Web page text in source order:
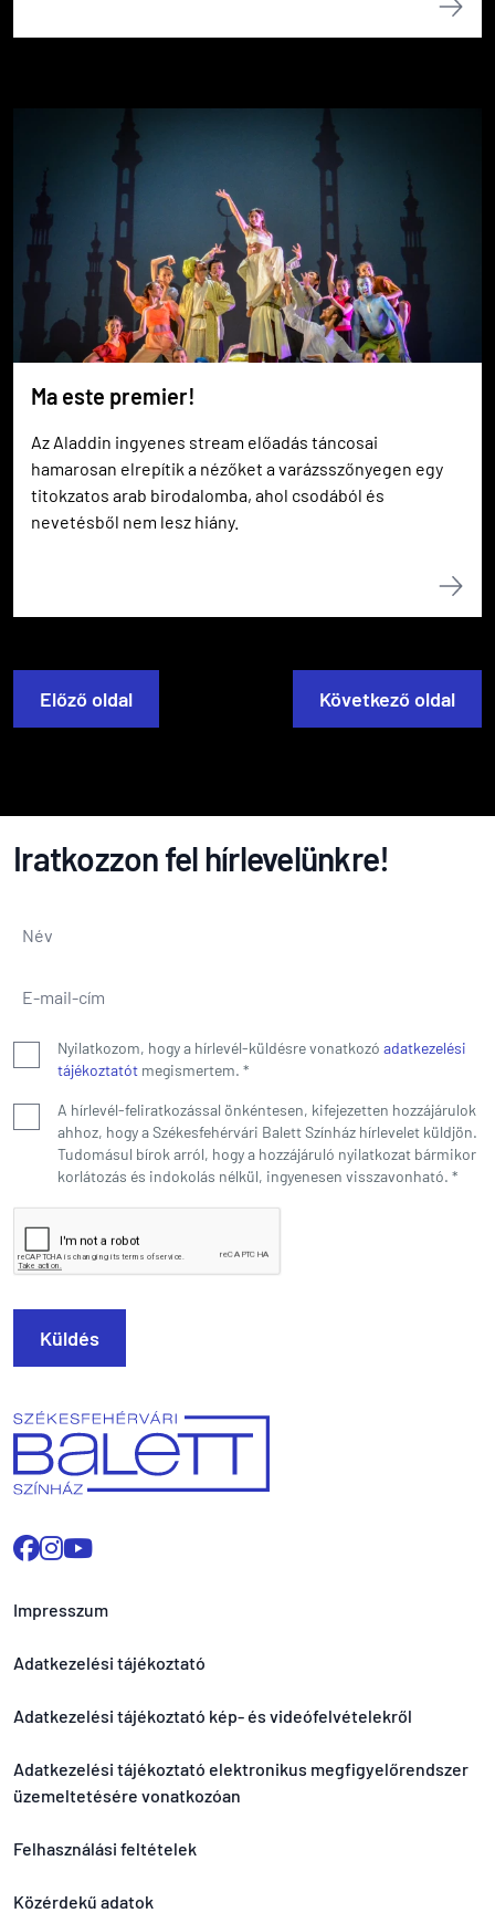
Ma este premier!
Az Aladdin ingyenes stream előadás táncosai
hamarosan elrepítik a nézőket a varázsszőnyegen egy
titokzatos arab birodalomba, ahol csodából és
nevetésből nem lesz hiány.
Előző oldal Következő oldal
Impresszum
Adatkezelési tájékoztató
Adatkezelési tájékoztató kép- és videófelvételekről
Adatkezelési tájékoztató elektronikus megfigyelőrendszer
üzemeltetésére vonatkozóan
Felhasználási feltételek
Közérdekű adatok
Iratkozzon fel hírlevelünkre!
Név
E-mail-cím
Nyilatkozom, hogy a hírlevél-küldésre vonatkozó adatkezelési
tájékoztatót megismertem. *
A hírlevél-feliratkozással önkéntesen, kifejezetten hozzájárulok
ahhoz, hogy a Székesfehérvári Balett Színház hírlevelet küldjön.
Tudomásul bírok arról, hogy a hozzájáruló nyilatkozat bármikor
korlátozás és indokolás nélkül, ingyenesen visszavonható. *
Küldés